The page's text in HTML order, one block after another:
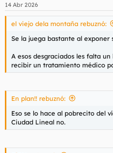
14 Abr 2026
el viejo dela montaña rebuznó:
Se la juega bastante al exponer
A esos desgraciados les falta
recibir un tratamiento médico
En plan!! rebuznó:
Eso se lo hace al pobrecito del
Ciudad Lineal no.